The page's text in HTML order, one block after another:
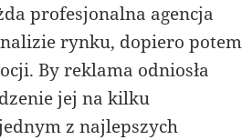
profesjonalna agencja
rynku, dopiero potem
By reklama odniosła
jej na kilku
z najlepszych